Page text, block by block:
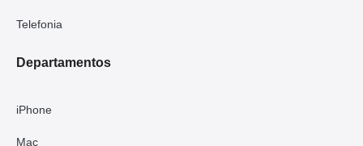
Telefonia
Departamentos
iPhone
Mac